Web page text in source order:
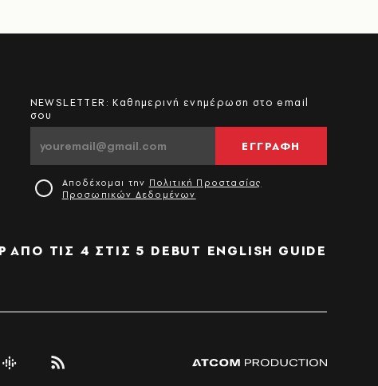
NEWSLETTER: Καθημερινή ενημέρωση στο email
σου
ΕΓΓΡΑΦΗ
Αποδέχομαι την Πολιτική Προστασίας
Προσωπικών Δεδομένων
ΑΠΟ ΤΙΣ 4 ΣΤΙΣ 5 DEBUT ENGLISH GUIDE